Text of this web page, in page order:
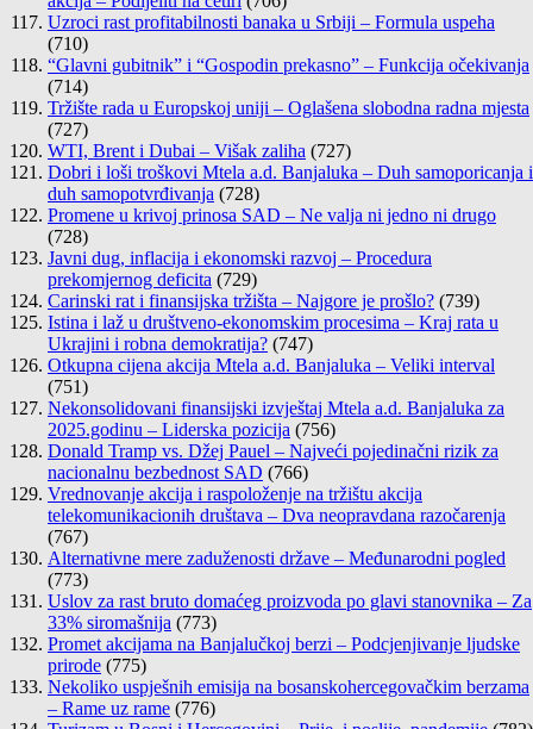
Uzroci rast profitabilnosti banaka u Srbiji – Formula uspeha
(710)
“Glavni gubitnik” i “Gospodin prekasno” – Funkcija očekivanja
(714)
Tržište rada u Europskoj uniji – Oglašena slobodna radna mjesta
(727)
WTI, Brent i Dubai – Višak zaliha (727)
Dobri i loši troškovi Mtela a.d. Banjaluka – Duh samoporicanja i
duh samopotvrđivanja (728)
Promene u krivoj prinosa SAD – Ne valja ni jedno ni drugo
(728)
Javni dug, inflacija i ekonomski razvoj – Procedura
prekomjernog deficita (729)
Carinski rat i finansijska tržišta – Najgore je prošlo? (739)
Istina i laž u društveno-ekonomskim procesima – Kraj rata u
Ukrajini i robna demokratija? (747)
Otkupna cijena akcija Mtela a.d. Banjaluka – Veliki interval
(751)
Nekonsolidovani finansijski izvještaj Mtela a.d. Banjaluka za
2025.godinu – Liderska pozicija (756)
Donald Tramp vs. Džej Pauel – Najveći pojedinačni rizik za
nacionalnu bezbednost SAD (766)
Vrednovanje akcija i raspoloženje na tržištu akcija
telekomunikacionih društava – Dva neopravdana razočarenja
(767)
Alternativne mere zaduženosti države – Međunarodni pogled
(773)
Uslov za rast bruto domaćeg proizvoda po glavi stanovnika – Za
33% siromašnija (773)
Promet akcijama na Banjalučkoj berzi – Podcjenjivanje ljudske
prirode (775)
Nekoliko uspješnih emisija na bosanskohercegovačkim berzama
– Rame uz rame (776)